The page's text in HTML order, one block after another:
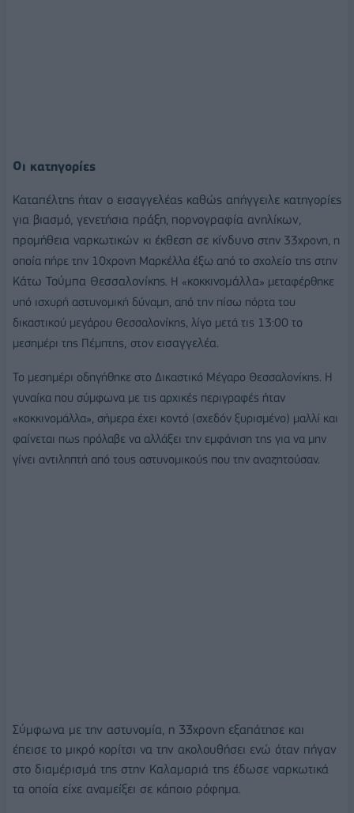
Οι κατηγορίες
Καταπέλτης ήταν ο εισαγγελέας καθώς απήγγειλε κατηγορίες
για βιασμό, γενετήσια πράξη, πορνογραφία ανηλίκων,
προμήθεια ναρκωτικών κι έκθεση σε κίνδυνο στην 33χρονη, η
οποία πήρε την 10χρονη Μαρκέλλα έξω από το σχολείο της στην
Κάτω Τούμπα Θεσσαλονίκης. Η «κοκκινομάλλα» μεταφέρθηκε
υπό ισχυρή αστυνομική δύναμη, από την πίσω πόρτα του
δικαστικού μεγάρου Θεσσαλονίκης, λίγο μετά τις 13:00 το
μεσημέρι της Πέμπτης, στον εισαγγελέα.
Το μεσημέρι οδηγήθηκε στο Δικαστικό Μέγαρο Θεσσαλονίκης. Η
γυναίκα που σύμφωνα με τις αρχικές περιγραφές ήταν
«κοκκινομάλλα», σήμερα έχει κοντό (σχεδόν ξυρισμένο) μαλλί και
φαίνεται πως πρόλαβε να αλλάξει την εμφάνιση της για να μην
γίνει αντιληπτή από τους αστυνομικούς που την αναζητούσαν.
Σύμφωνα με την αστυνομία, η 33χρονη εξαπάτησε και
έπεισε το μικρό κορίτσι να την ακολουθήσει ενώ όταν πήγαν
στο διαμέρισμά της στην Καλαμαριά της έδωσε ναρκωτικά
τα οποία είχε αναμείξει σε κάποιο ρόφημα.